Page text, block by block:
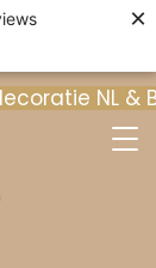
×
NL